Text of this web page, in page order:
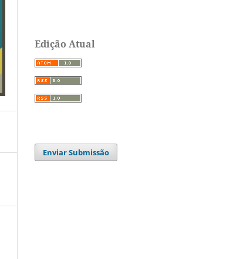
Edição Atual
Enviar Submissão